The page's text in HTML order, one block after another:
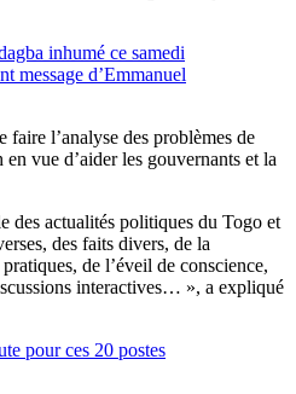
inhumé ce samedi
message d’Emmanuel
faire l’analyse des problèmes de
vue d’aider les gouvernants et la
des actualités politiques du Togo et
des faits divers, de la
de l’éveil de conscience,
interactives… », a expliqué
pour ces 20 postes